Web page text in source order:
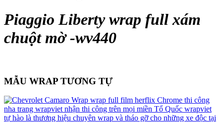
Piaggio Liberty wrap full xám
chuột mờ -wv440
MẪU WRAP TƯƠNG TỰ